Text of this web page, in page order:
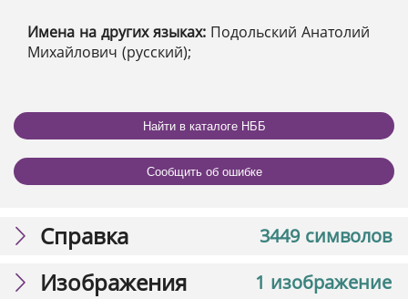
Имена на других языках: Подольский Анатолий
Михайлович (русский);
Найти в каталоге НББ
Сообщить об ошибке
3449 символов
Справка
1 изображение
Изображения